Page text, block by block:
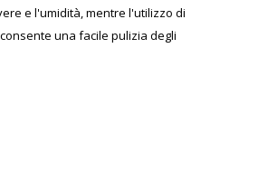
e l'umidità, mentre l'utilizzo di
una facile pulizia degli